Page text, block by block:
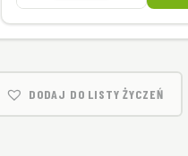
Profil
DODAJ DO LISTY ŻYCZEŃ